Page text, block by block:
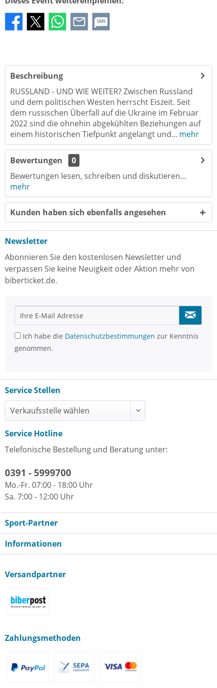
SMS
Beschreibung
RUSSLAND - UND WIE WEITER? Zwischen Russland
und dem politischen Westen herrscht Eiszeit. Seit
dem russischen Überfall auf die Ukraine im Februar
2022 sind die ohnehin abgekühlten Beziehungen auf
einem historischen Tiefpunkt angelangt und... mehr
Bewertungen
0
Bewertungen lesen, schreiben und diskutieren...
mehr
Kunden haben sich ebenfalls angesehen
Newsletter
Abonnieren Sie den kostenlosen Newsletter und
verpassen Sie keine Neuigkeit oder Aktion mehr von
biberticket.de.
Ich habe die Datenschutzbestimmungen zur Kenntnis
genommen.
Service Stellen
Service Hotline
Telefonische Bestellung und Beratung unter:
0391 - 5999700
Mo.-Fr. 07:00 - 18:00 Uhr
Sa. 7:00 - 12:00 Uhr
Sport-Partner
Informationen
Versandpartner
Zahlungsmethoden